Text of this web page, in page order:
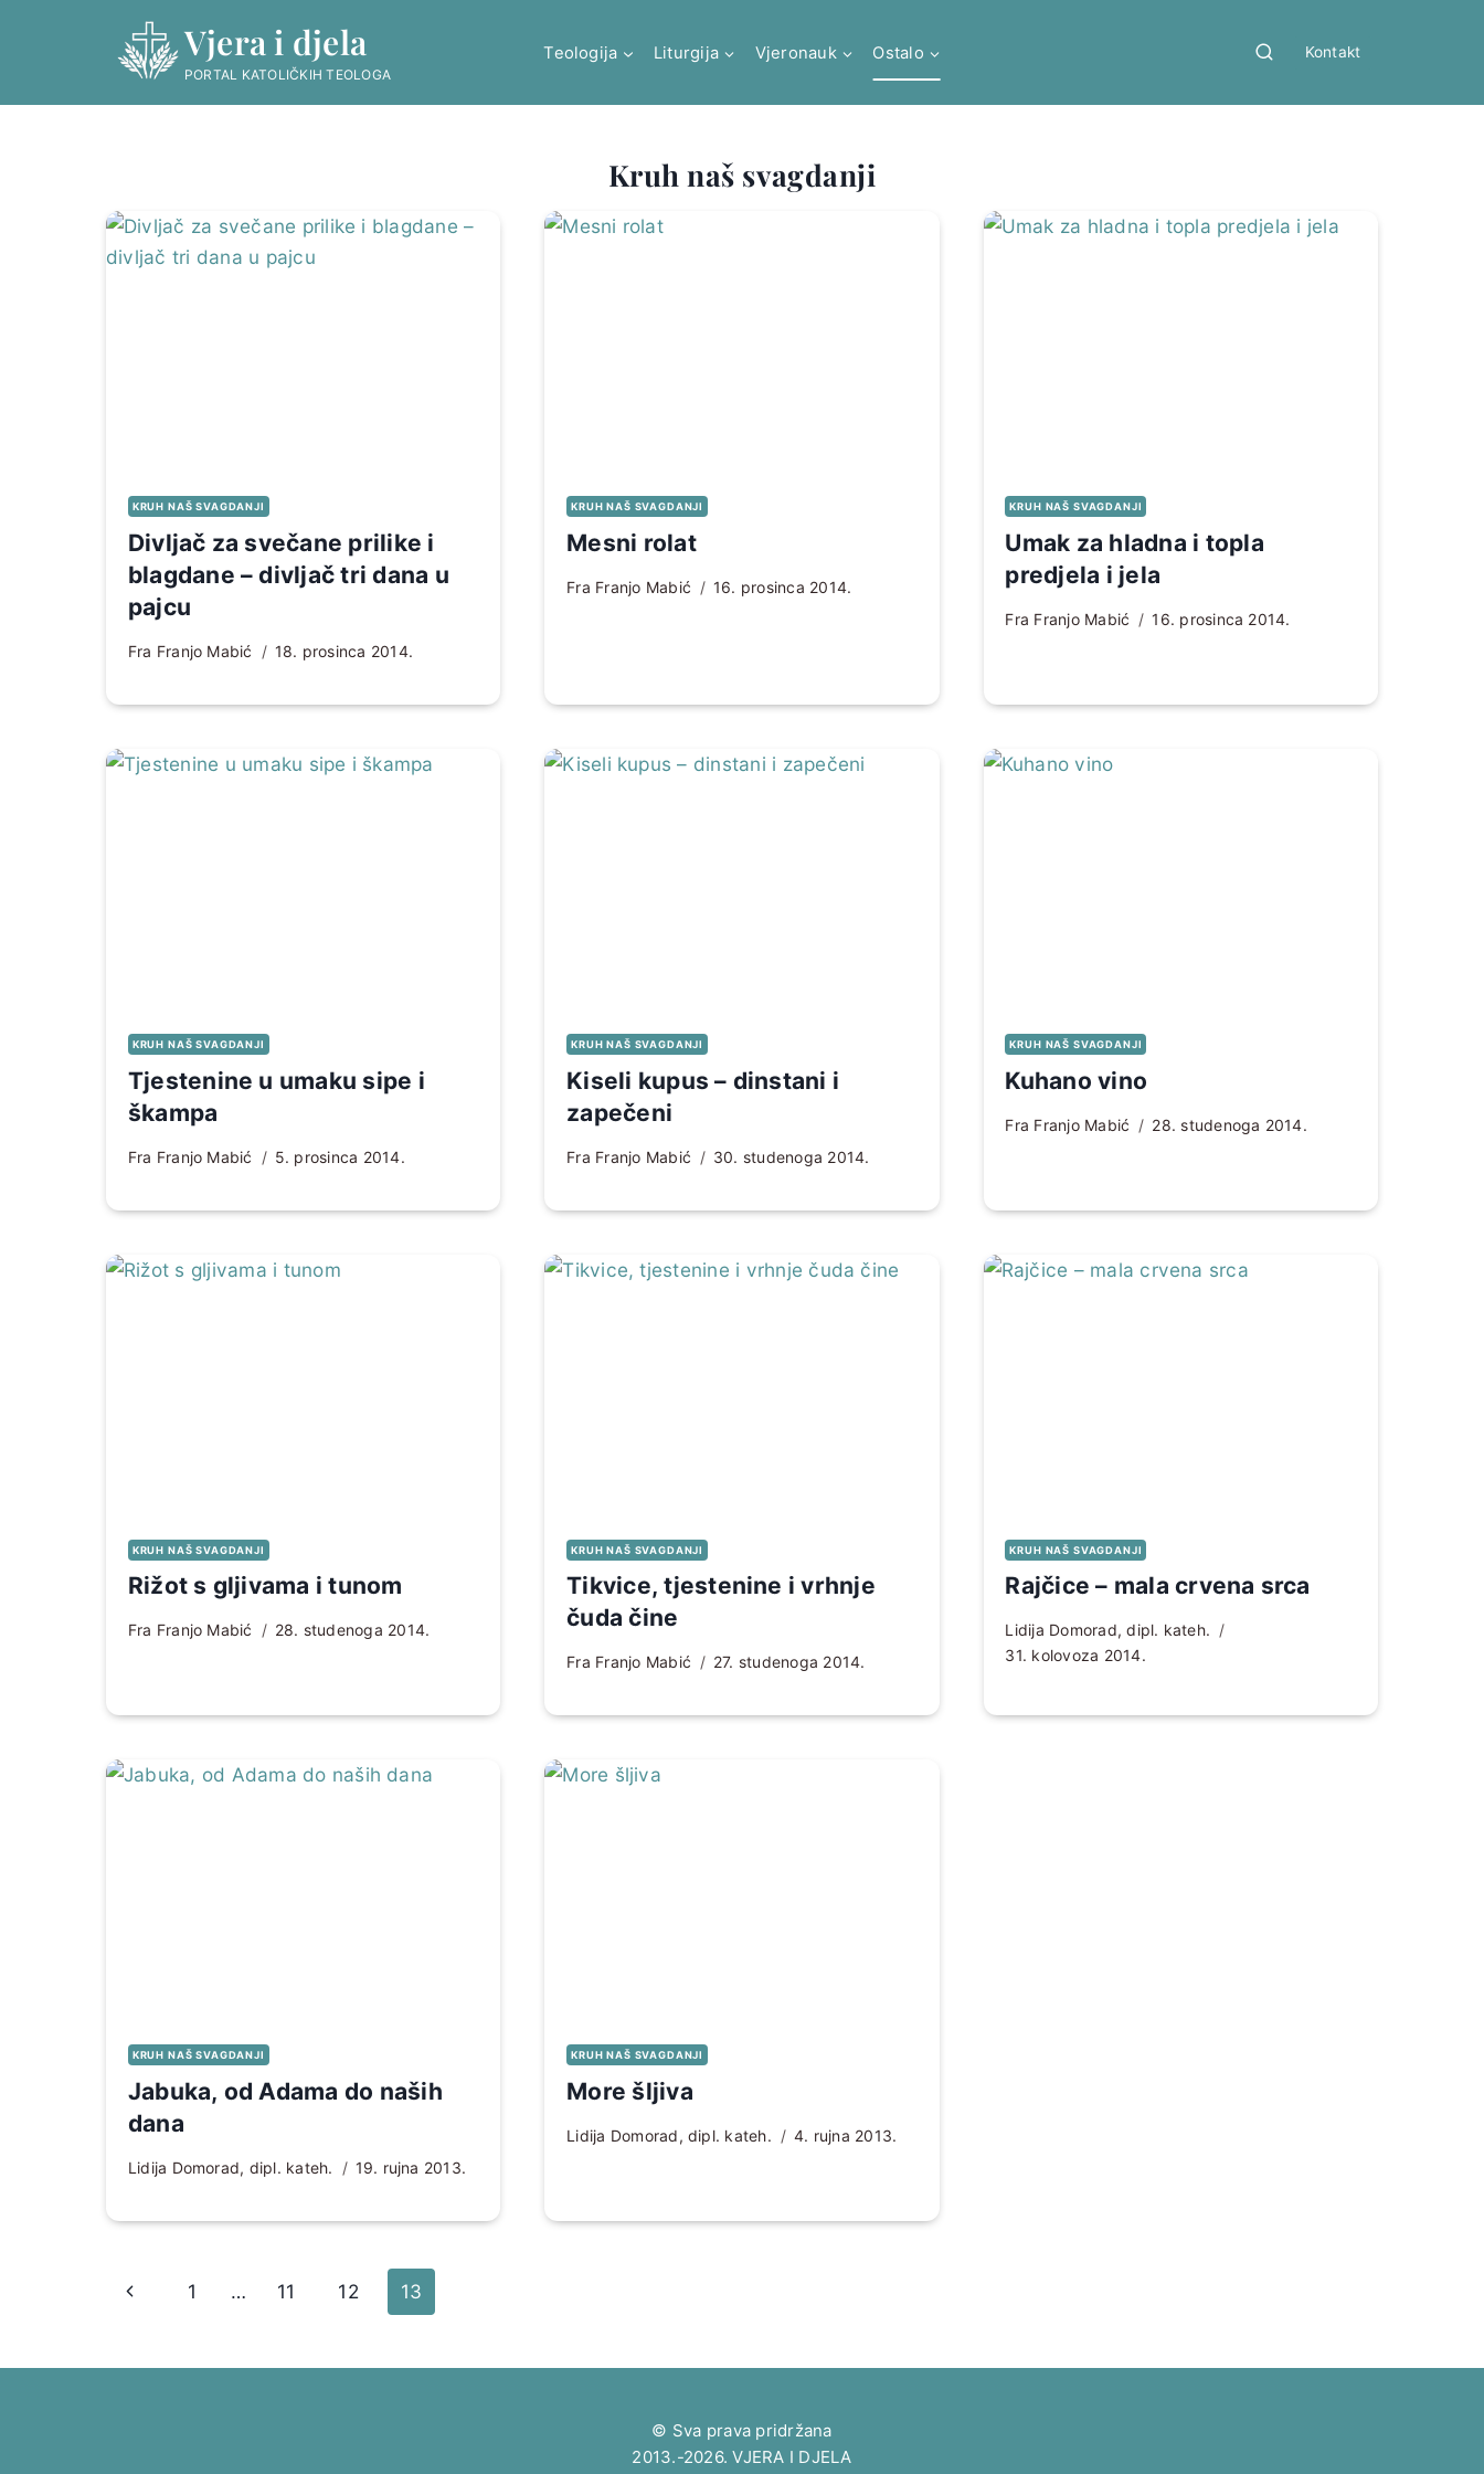
Vjera i djela
PORTAL KATOLIČKIH TEOLOGA
Teologija Liturgija Vjeronauk Ostalo Kontakt
Kruh naš svagdanji
KRUH NAŠ SVAGDANJI
Divljač za svečane prilike i
blagdane – divljač tri dana u
pajcu
Fra Franjo Mabić 18. prosinca 2014.
KRUH NAŠ SVAGDANJI
Mesni rolat
Fra Franjo Mabić 16. prosinca 2014.
KRUH NAŠ SVAGDANJI
Umak za hladna i topla
predjela i jela
Fra Franjo Mabić 16. prosinca 2014.
KRUH NAŠ SVAGDANJI
Tjestenine u umaku sipe i
škampa
Fra Franjo Mabić 5. prosinca 2014.
KRUH NAŠ SVAGDANJI
Kiseli kupus – dinstani i
zapečeni
Fra Franjo Mabić 30. studenoga 2014.
KRUH NAŠ SVAGDANJI
Kuhano vino
Fra Franjo Mabić 28. studenoga 2014.
KRUH NAŠ SVAGDANJI
Rižot s gljivama i tunom
Fra Franjo Mabić 28. studenoga 2014.
KRUH NAŠ SVAGDANJI
Tikvice, tjestenine i vrhnje
čuda čine
Fra Franjo Mabić 27. studenoga 2014.
KRUH NAŠ SVAGDANJI
Rajčice – mala crvena srca
Lidija Domorad, dipl. kateh.
31. kolovoza 2014.
KRUH NAŠ SVAGDANJI
Jabuka, od Adama do naših
dana
Lidija Domorad, dipl. kateh. 19. rujna 2013.
KRUH NAŠ SVAGDANJI
More šljiva
Lidija Domorad, dipl. kateh. 4. rujna 2013.
Page
Prethodna
1 … 11 12 13
© Sva prava pridržana
2013.-2026. VJERA I DJELA